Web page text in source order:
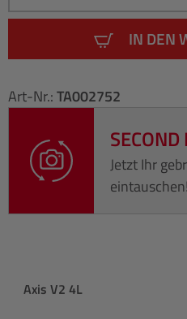
IN DEN
Art-Nr.:TA002752
Jetzt Ihr
Produktgalerie überspringen
Axis V2 4L